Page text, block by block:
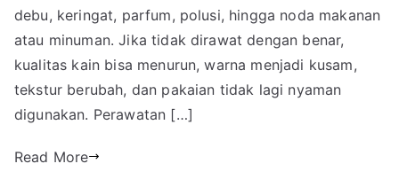
debu, keringat, parfum, polusi, hingga noda makanan
atau minuman. Jika tidak dirawat dengan benar,
kualitas kain bisa menurun, warna menjadi kusam,
tekstur berubah, dan pakaian tidak lagi nyaman
digunakan. Perawatan […]
Read More